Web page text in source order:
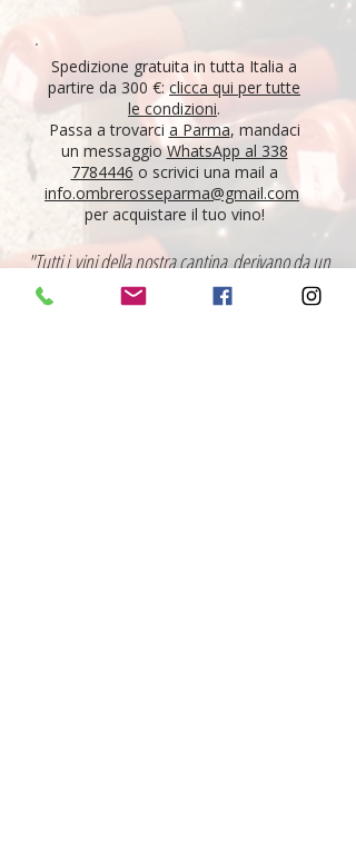
Spedizione gratuita in tutta Italia a
partire da 300 €:clicca qui per tutte
le condizioni.
Passa a trovarci a Parma, mandaci
un messaggioWhatsApp al 338
7784446 o scrivici una mail a
info.ombrerosseparma@gmail.com
per acquistare il tuo vino!
"Tutti i vini della nostra cantina derivano da un
lungo percorso di ricerca, iniziato nel 1995 con
l'apertura di Ombre Rosse, che prosegue tutt'oggi.